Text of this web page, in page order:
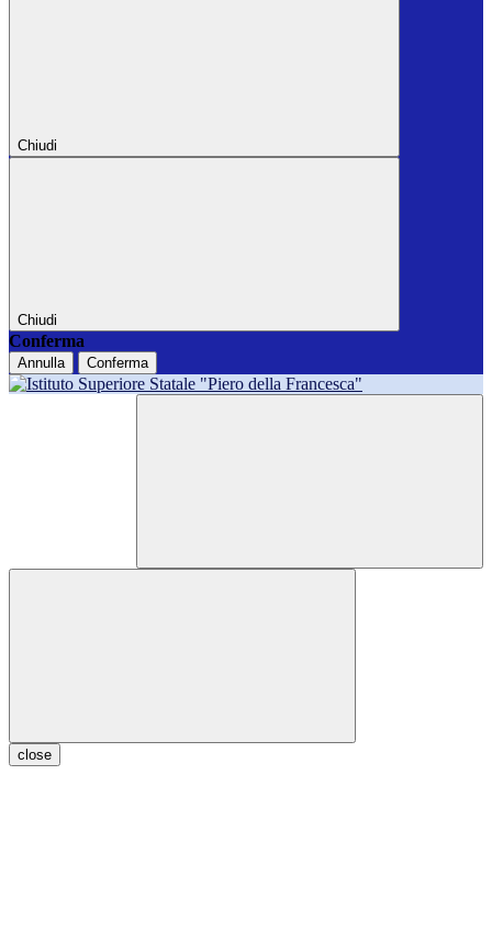
Chiudi
Chiudi
Conferma
Annulla Conferma
close